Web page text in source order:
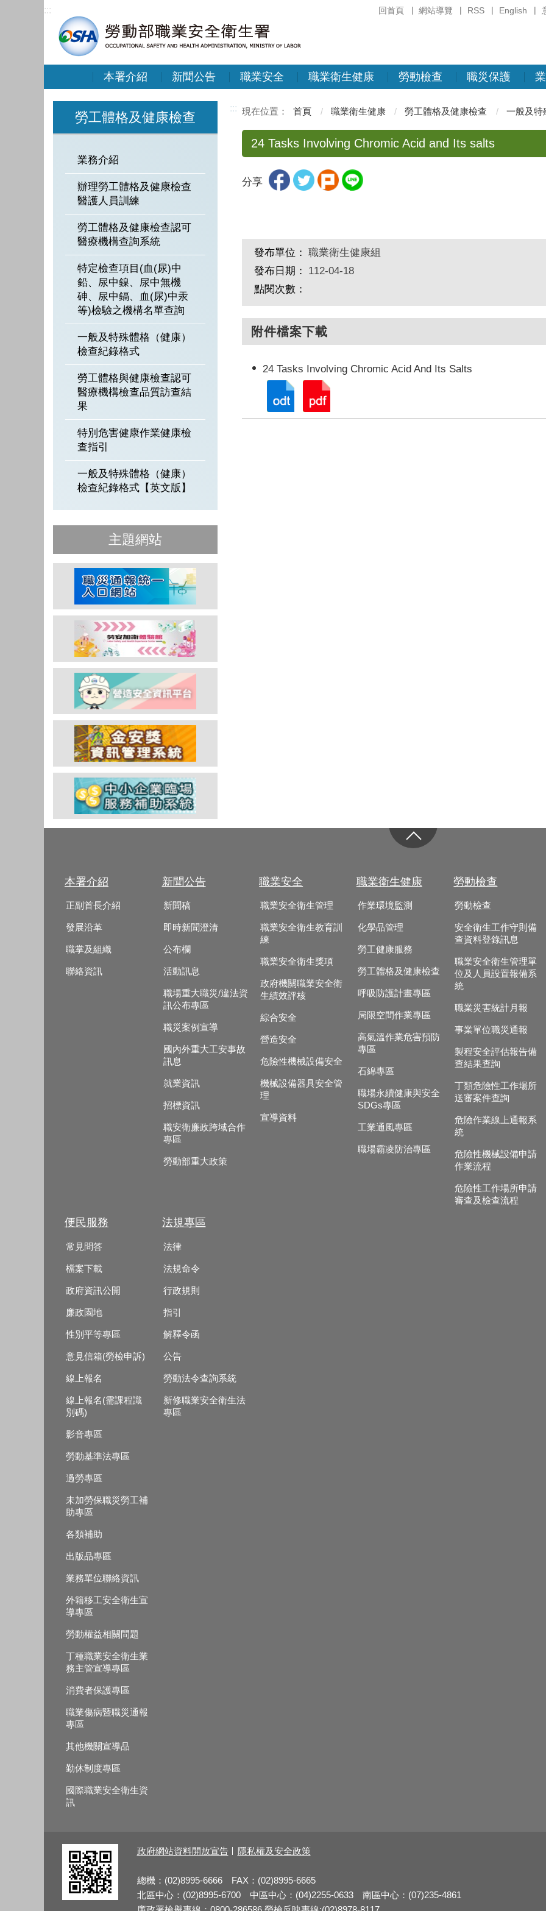
回首頁 網站導覽 RSS English
:::
本署介紹 新聞公告 職業安全 職業衛生健康 勞動檢查 職災保護
勞工體格及健康檢查
業務介紹
辦理勞工體格及健康檢查
醫護人員訓練
勞工體格及健康檢查認可
醫療機構查詢系統
特定檢查項目(血(尿)中
鉛、尿中鎳、尿中無機
砷、尿中鎘、血(尿)中汞
等)檢驗之機構名單查詢
一般及特殊體格（健康）
檢查紀錄格式
勞工體格與健康檢查認可
醫療機構檢查品質訪查結
果
特別危害健康作業健康檢
查指引
一般及特殊體格（健康）
檢查紀錄格式【英文版】
主題網站
::: 首頁 職業衛生健康 勞工體格及健康檢查 一般及特
24 Tasks Involving Chromic Acid and Its salts
分享
發布單位： 職業衛生健康組
發布日期：
112-04-18
點閱次數：
附件檔案下載
24 Tasks Involving Chromic Acid And Its Salts
本署介紹
正副首長介紹
發展沿革
職掌及組織
聯絡資訊
新聞公告
新聞稿
即時新聞澄清
公布欄
活動訊息
職場重大職災/違法資
訊公布專區
職災案例宣導
國內外重大工安事故
訊息
就業資訊
招標資訊
職安衛廉政跨域合作
專區
勞動部重大政策
職業安全
職業安全衛生管理
職業安全衛生教育訓
練
職業安全衛生獎項
政府機關職業安全衛
生績效評核
綜合安全
營造安全
危險性機械設備安全
機械設備器具安全管
理
宣導資料
職業衛生健康
作業環境監測
化學品管理
勞工健康服務
勞工體格及健康檢查
呼吸防護計畫專區
局限空間作業專區
高氣溫作業危害預防
專區
石綿專區
職場永續健康與安全
SDGs專區
工業通風專區
職場霸凌防治專區
勞動檢查
勞動檢查
安全衛生工作守則備
查資料登錄訊息
職業安全衛生管理單
位及人員設置報備系
統
職業災害統計月報
事業單位職災通報
製程安全評估報告備
查結果查詢
丁類危險性工作場所
送審案件查詢
危險作業線上通報系
統
危險性機械設備申請
作業流程
危險性工作場所申請
審查及檢查流程
便民服務
常見問答
檔案下載
政府資訊公開
廉政園地
性別平等專區
意見信箱(勞檢申訴)
線上報名
線上報名(需課程識
別碼)
影音專區
勞動基準法專區
過勞專區
未加勞保職災勞工補
助專區
各類補助
出版品專區
業務單位聯絡資訊
外籍移工安全衛生宣
導專區
勞動權益相關問題
丁種職業安全衛生業
務主管宣導專區
消費者保護專區
職業傷病暨職災通報
專區
其他機關宣導品
勤休制度專區
國際職業安全衛生資
訊
法規專區
法律
法規命令
行政規則
指引
解釋令函
公告
勞動法令查詢系統
新修職業安全衛生法
專區
政府網站資料開放宣告 隱私權及安全政策
總機：(02)8995-6666 FAX：(02)8995-6665
北區中心：(02)8995-6700 中區中心：(04)2255-0633 南區中心：(07)235-4861